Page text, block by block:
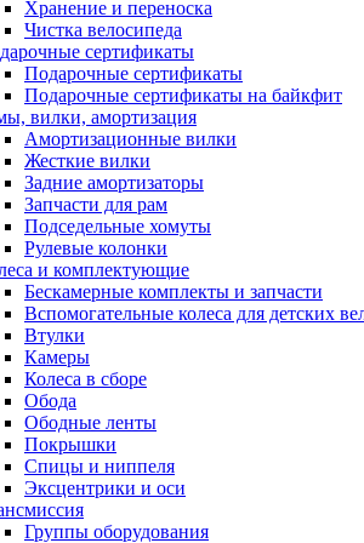
Хранение и переноска
Чистка велосипеда
сертификаты
Подарочные сертификаты
Подарочные сертификаты на байкфит
вилки, амортизация
Амортизационные вилки
Жесткие вилки
Задние амортизаторы
Запчасти для рам
Подседельные хомуты
Рулевые колонки
и комплектующие
Бескамерные комплекты и запчасти
Вспомогательные колеса для детских
Втулки
Камеры
Колеса в сборе
Обода
Ободные ленты
Покрышки
Спицы и ниппеля
Эксцентрики и оси
Группы оборудования